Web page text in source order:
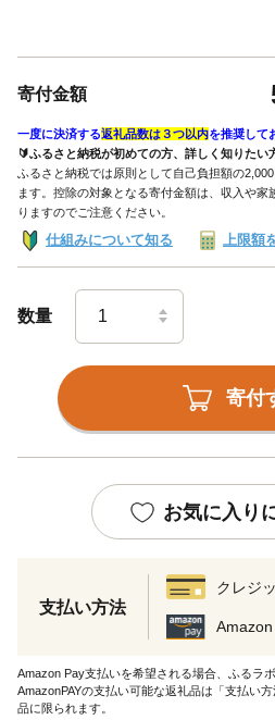
寄付金額
一度に決済する返礼品数は３つ以内を推奨して
🔰ふるさと納税が初めての方、詳しく知りたい
ふるさと納税では原則として自己負担額の
ます。控除の対象となる寄付金額は、収入や
りますのでご注意ください。
仕組みについて知る 上限額
数量
寄付
お気に入り
支払い方法
クレジ
Amazon Pay支払いを希望される場合、ふるラ
AmazonPAYの支払い可能な返礼品は「支払い
品に限られます。